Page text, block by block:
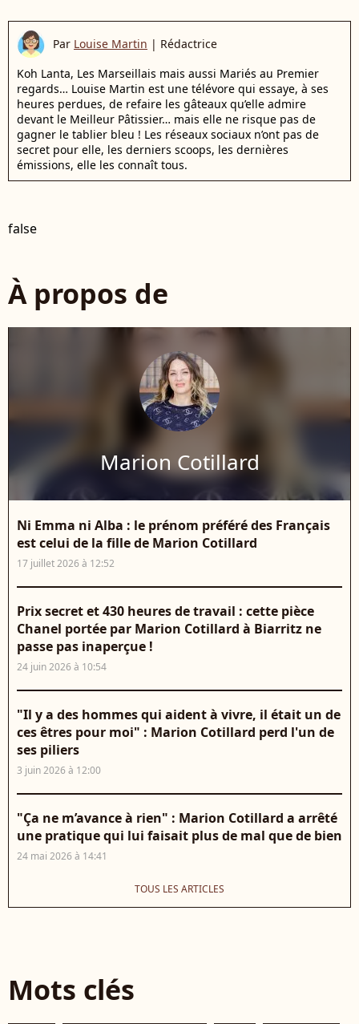
Par Louise Martin | Rédactrice
Koh Lanta, Les Marseillais mais aussi Mariés au Premier
regards… Louise Martin est une télévore qui essaye, à ses
heures perdues, de refaire les gâteaux qu’elle admire
devant le Meilleur Pâtissier… mais elle ne risque pas de
gagner le tablier bleu ! Les réseaux sociaux n’ont pas de
secret pour elle, les derniers scoops, les dernières
émissions, elle les connaît tous.
false
À propos de
Marion Cotillard
Ni Emma ni Alba : le prénom préféré des Français
est celui de la fille de Marion Cotillard
17 juillet 2026 à 12:52
Prix secret et 430 heures de travail : cette pièce
Chanel portée par Marion Cotillard à Biarritz ne
passe pas inaperçue !
24 juin 2026 à 10:54
"Il y a des hommes qui aident à vivre, il était un de
ces êtres pour moi" : Marion Cotillard perd l'un de
ses piliers
3 juin 2026 à 12:00
"Ça ne m’avance à rien" : Marion Cotillard a arrêté
une pratique qui lui faisait plus de mal que de bien
24 mai 2026 à 14:41
TOUS LES ARTICLES
Mots clés